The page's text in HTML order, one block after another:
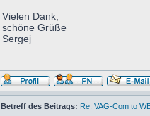
Vielen Dank,
schöne Grüße
Sergej
Betreff des Beitrags: Re: VAG-Com to